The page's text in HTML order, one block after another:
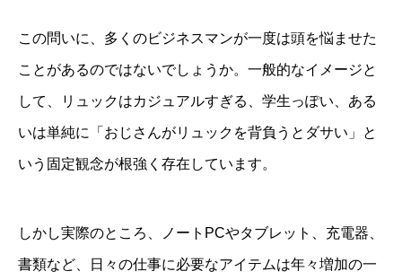
この問いに、多くのビジネスマンが一度は頭を悩ませた
ことがあるのではないでしょうか。一般的なイメージと
して、リュックはカジュアルすぎる、学生っぽい、ある
いは単純に「おじさんがリュックを背負うとダサい」と
いう固定観念が根強く存在しています。
しかし実際のところ、ノートPCやタブレット、充電器、
書類など、日々の仕事に必要なアイテムは年々増加の一